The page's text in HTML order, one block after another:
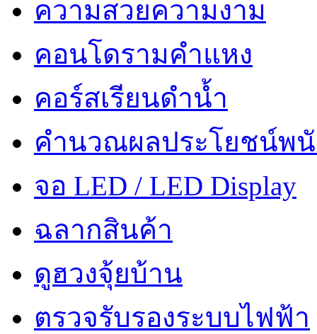
ความสวยความงาม
คอนโดรามคำแหง
คอร์สเรียนดำน้ำ
คำนวณผลประโยชน์พ
จอ LED / LED Display
ฉลากสินค้า
ดูฮวงจุ้ยบ้าน
ตรวจรับรองระบบไฟฟ้า